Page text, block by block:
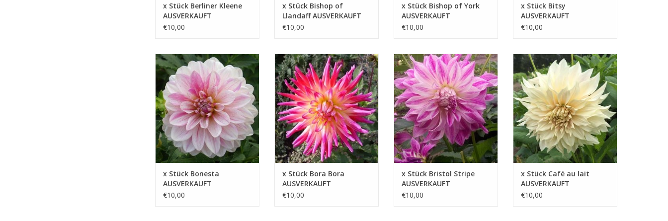
x Stück Berliner Kleene
AUSVERKAUFT
€10,00
x Stück Bishop of
Llandaff AUSVERKAUFT
€10,00
x Stück Bishop of York
AUSVERKAUFT
€10,00
x Stück Bitsy
AUSVERKAUFT
€10,00
Lassen Sie sich inspirieren und
genießen Sie die Schönheit dieser
Dahlie, die sie sowohl im Garten
als auch im Innenbereich mit sich
bringt
ZUM WARENKORB HINZUFÜGEN
x Stück Bonesta
AUSVERKAUFT
€10,00
Genießen Sie die warmen Farben
und das fröhliche Aussehen, das
Bora Bora mit sich bringt
ZUM WARENKORB HINZUFÜGEN
x Stück Bora Bora
AUSVERKAUFT
€10,00
Entdecken Sie die Kraft und
Schönheit des Bristol Stripe, einer
markante riesenblütige Dahlie,
die Ihre Sinne verzaubern wird
ZUM WARENKORB HINZUFÜGEN
x Stück Bristol Stripe
AUSVERKAUFT
€10,00
Ob es sich um einen üppigen
Blumenstrauß oder eine stilvolle
Ergänzung für Ihren Garten
handelt, Café au Lait ist immer
eine lohnende Wahl
ZUM WARENKORB HINZUFÜGEN
x Stück Café au lait
AUSVERKAUFT
€10,00